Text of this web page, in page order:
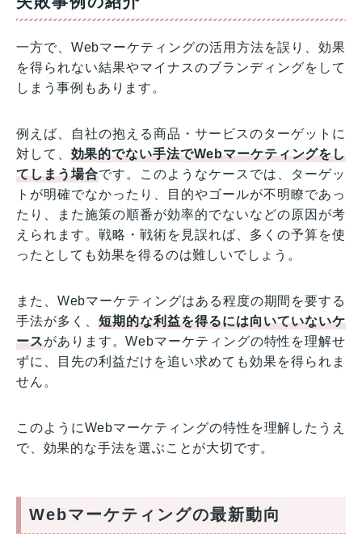
一方で、Webマーケティングの活用方法を誤り、効果
を得られない結果やマイナスのブランディングをして
しまう事例もあります。
例えば、自社の抱える商品・サービスのターゲットに
対して、 効果的でない手法でWebマーケティングをし
てしまう場合です。このようなケースでは、ターゲッ
トが明確でなかったり、目的やゴールが不明瞭であっ
たり、また施策の順番が効率的でないなどの原因が考
えられます。戦略・戦術を見誤れば、多くの予算を使
ったとしても効果を得るのは難しいでしょう。
また、Webマーケティングはある程度の期間を要する
手法が多く、短期的な利益を得るには向いていないケ
ースがあります。Webマーケティングの特性を理解せ
ずに、目先の利益だけを追い求めても効果を得られま
せん。
このようにWebマーケティングの特性を理解したうえ
で、効果的な手法を選ぶことが大切です。
Webマーケティングの最新動向